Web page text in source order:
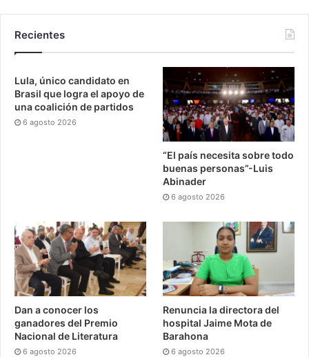
Recientes
Lula, único candidato en
Brasil que logra el apoyo de
una coalición de partidos
6 agosto 2026
“El país necesita sobre todo
buenas personas”-Luis
Abinader
6 agosto 2026
Dan a conocer los
ganadores del Premio
Nacional de Literatura
6 agosto 2026
Renuncia la directora del
hospital Jaime Mota de
Barahona
6 agosto 2026